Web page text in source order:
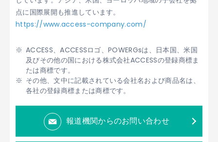
点に国際展開も推進しています。
https://www.access-company.com/
ACCESS、ACCESSロゴ、POWERGsは、日本国、米国
及びその他の国における株式会社ACCESSの登録商標ま
たは商標です。
その他、文中に記載されている会社名および商品名は、
各社の登録商標または商標です。
報道機関からのお問い合わせ